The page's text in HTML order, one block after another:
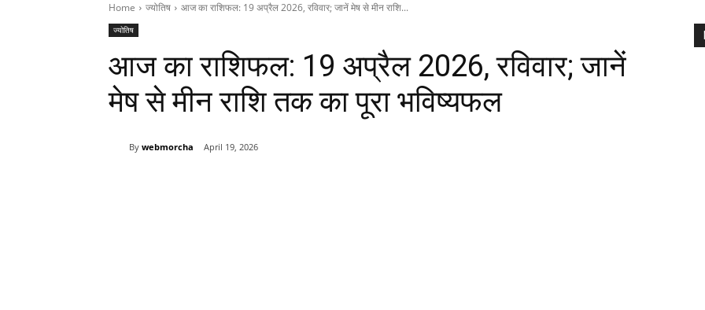
Home ज्योतिष आज का राशिफल: 19 अप्रैल 2026, रविवार; जानें मेष से मीन राशि...
ज्योतिष
आज का राशिफल: 19 अप्रैल 2026, रविवार; जानें
मेष से मीन राशि तक का पूरा भविष्यफल
By webmorcha April 19, 2026